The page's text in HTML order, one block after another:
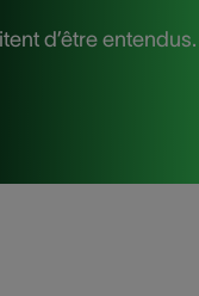
d’être entendus.